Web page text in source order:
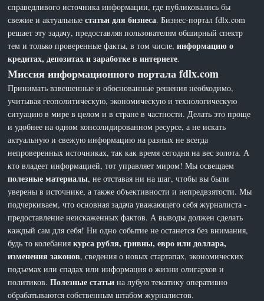
справедливого источника информации, где публиковались бы
свежие и актуальныестатьи для бизнеса. Бизнес-портал fdlx.com
решает эту задачу, предоставляя пользователям обширный спектр
тем и только проверенные факты, в том числе,информацию о
кредитах, депозитах и заработке в интернете.
Миссия информационного портала fdlx.com
Принимать взвешенные и обоснованные решения необходимо,
учитывая геополитическую, экономическую и технологическую
ситуацию в мире в целом и в стране в частности. Делать это проще
и удобнее на одном консолидированном ресурсе, а не искать
актуальную и свежую информацию на разных не всегда
непроверенных источниках, так как время сегодня на вес золота. А
кто владеет информацией, тот управляет миром! Мы освещаем
полезные материалы, не отставая ни на шаг, чтобы вы были
уверены в источнике, а также объективности и непредвзятости. Мы
подчеркиваем, что основная задача уважающего себя журналиста -
предоставление неискаженных фактов. А выводы должен сделать
каждый сам для себя! Ни одно событие не останется без внимания,
будь то колебаниякурса рубля, гривны, евро или доллара,
изменения законов, сведения о новых стартапах, экономических
подъемах или спадах или информация о жизни олигархов и
политиков.Полезные статьи на лубую тематику оперативно
обрабатываются собственным штабом журналистов.